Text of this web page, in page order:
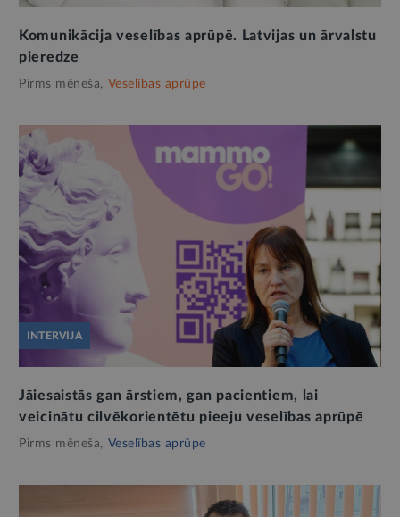
Komunikācija veselības aprūpē. Latvijas un ārvalstu
pieredze
Pirms mēneša, Veselības aprūpe
INTERVIJA
Jāiesaistās gan ārstiem, gan pacientiem, lai
veicinātu cilvēkorientētu pieeju veselības aprūpē
Pirms mēneša, Veselības aprūpe